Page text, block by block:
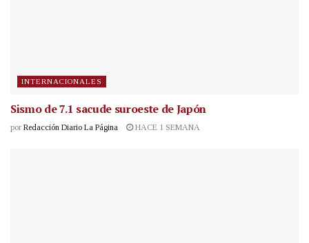
INTERNACIONALES
Sismo de 7.1 sacude suroeste de Japón
por Redacción Diario La Página HACE 1 SEMANA